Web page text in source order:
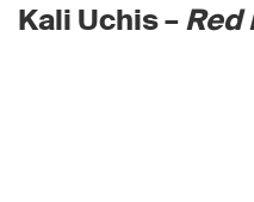
Kali Uchis –Red